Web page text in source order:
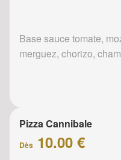
Base sauce tomate,
merguez, chorizo,
Pizza Cannibale
Dès 10.00 €